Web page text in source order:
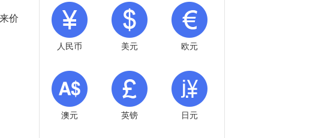
价
人民币 美元 欧元
澳元 英镑 日元